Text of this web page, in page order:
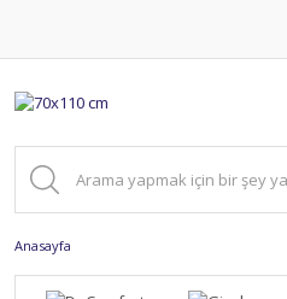
Anasayfa